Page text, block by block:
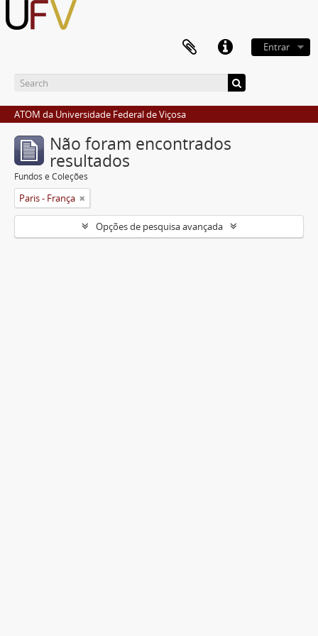
Entrar
ATOM da Universidade Federal de Viçosa
Não foram encontrados
resultados
Fundos e Coleções
Paris - França
Opções de pesquisa avançada